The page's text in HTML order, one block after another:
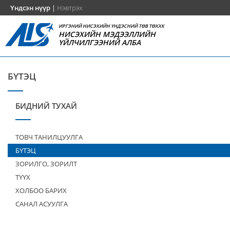
Үндсэн нүүр | Нэвтрэх
ИРГЭНИЙ НИСЭХИЙН ҮНДЭСНИЙ ТӨВ ТӨХХК
НИСЭХИЙН МЭДЭЭЛЛИЙН
ҮЙЛЧИЛГЭЭНИЙ АЛБА
БҮТЭЦ
БИДНИЙ ТУХАЙ
ТОВЧ ТАНИЛЦУУЛГА
БҮТЭЦ
ЗОРИЛГО, ЗОРИЛТ
ТҮҮХ
ХОЛБОО БАРИХ
САНАЛ АСУУЛГА